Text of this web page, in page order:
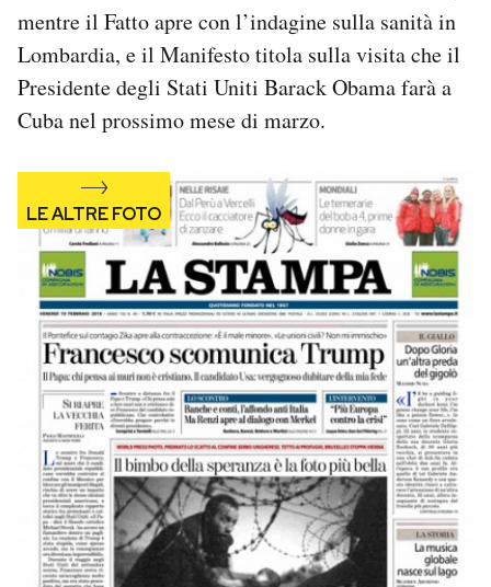
mentre il Fatto apre con l’indagine sulla sanità in
Lombardia, e il Manifesto titola sulla visita che il
Presidente degli Stati Uniti Barack Obama farà a
Cuba nel prossimo mese di marzo.